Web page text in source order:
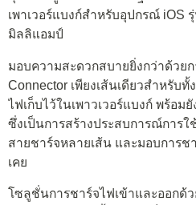
เพาเวอร์แบงก์สำหรับอุปกรณ์ iOS
มิลลิแอมป์
มอบความสะดวกสบายยิ่งกว่าด้วย
Connector เพียงเส้นเดียวสำหรับ
ไฟเก็บไว้ในเพาวเวอร์แบงก์ พร้อม
ซึ่งเป็นการสร้างประสบการณ์การใ
สายชาร์จหลายเส้น และมอบการช
เคย
โซลูชั่นการชาร์จไฟเข้าและออกด้ว